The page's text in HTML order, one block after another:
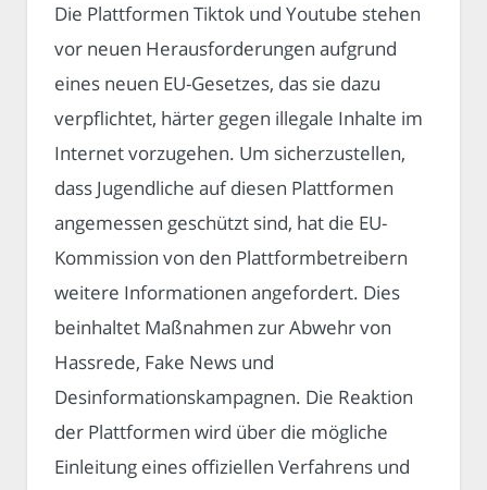
Die Plattformen Tiktok und Youtube stehen
vor neuen Herausforderungen aufgrund
eines neuen EU-Gesetzes, das sie dazu
verpflichtet, härter gegen illegale Inhalte im
Internet vorzugehen. Um sicherzustellen,
dass Jugendliche auf diesen Plattformen
angemessen geschützt sind, hat die EU-
Kommission von den Plattformbetreibern
weitere Informationen angefordert. Dies
beinhaltet Maßnahmen zur Abwehr von
Hassrede, Fake News und
Desinformationskampagnen. Die Reaktion
der Plattformen wird über die mögliche
Einleitung eines offiziellen Verfahrens und